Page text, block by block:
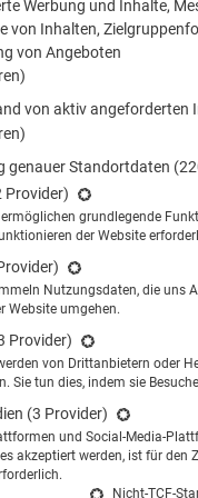
Gehalt Pharma
26.11.2025
26.11.2025
Werbung und Inhalte,
von Inhalten,
von Angeboten
von aktiv angeforderten
genauer Standortdaten
Provider)
ermöglichen grundlegende
der Website
Nutzungsdaten, die uns
Website umgehen.
Provider)
von Drittanbietern oder
Sie tun dies, indem sie
(3 Provider)
und Social-Media-
akzeptiert werden, ist für
Nicht-TCF-